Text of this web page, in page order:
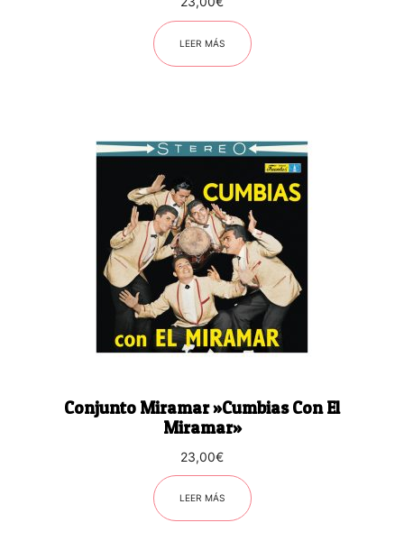
LEER MÁS
Conjunto Miramar ‎»Cumbias Con El
Miramar»
23,00€
LEER MÁS